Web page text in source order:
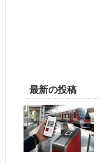
最新の投稿